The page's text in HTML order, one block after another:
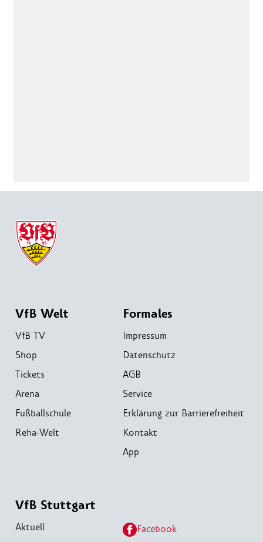
VfB Welt
VfB TV
Shop
Tickets
Arena
Fußballschule
Reha-Welt
Formales
Impressum
Datenschutz
AGB
Service
Erklärung zur Barrierefreiheit
Kontakt
App
VfB Stuttgart
Aktuell
Facebook